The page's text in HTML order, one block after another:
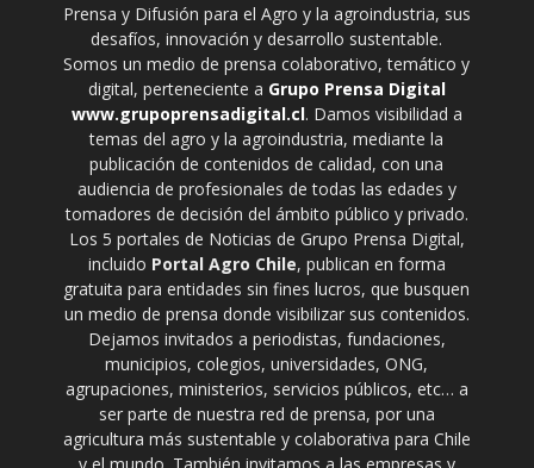
Prensa y Difusión para el Agro y la agroindustria, sus
desafíos, innovación y desarrollo sustentable.
Somos un medio de prensa colaborativo, temático y
digital, perteneciente a Grupo Prensa Digital
www.grupoprensadigital.cl. Damos visibilidad a
temas del agro y la agroindustria, mediante la
publicación de contenidos de calidad, con una
audiencia de profesionales de todas las edades y
tomadores de decisión del ámbito público y privado.
Los 5 portales de Noticias de Grupo Prensa Digital,
incluido Portal Agro Chile, publican en forma
gratuita para entidades sin fines lucros, que busquen
un medio de prensa donde visibilizar sus contenidos.
Dejamos invitados a periodistas, fundaciones,
municipios, colegios, universidades, ONG,
agrupaciones, ministerios, servicios públicos, etc… a
ser parte de nuestra red de prensa, por una
agricultura más sustentable y colaborativa para Chile
y el mundo. También invitamos a las empresas y